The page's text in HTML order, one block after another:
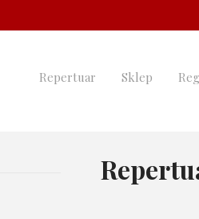
Repertuar Sklep